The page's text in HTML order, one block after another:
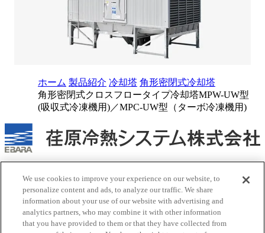
ホーム 製品紹介 冷却塔 角形密閉式冷却塔
角形密閉式クロスフロータイプ冷却塔MPW-UW型
(吸収式冷凍機用)／MPC-UW型（ターボ冷凍機用)
合わせはご遠慮ください
お問い合わせはこちら 新しいタブで開く
サイトポリシー
商標について
We use cookies to improve your experience on our website, to
personalize content and ads, to analyze our traffic. We share
information about your use of our website with advertising and
analytics partners, who may combine it with other information
that you have provided to them or that they have collected from